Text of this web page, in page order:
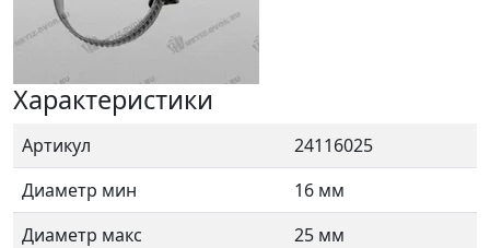
Характеристики
Артикул
24116025
Диаметр мин
16 мм
Диаметр макс
25 мм